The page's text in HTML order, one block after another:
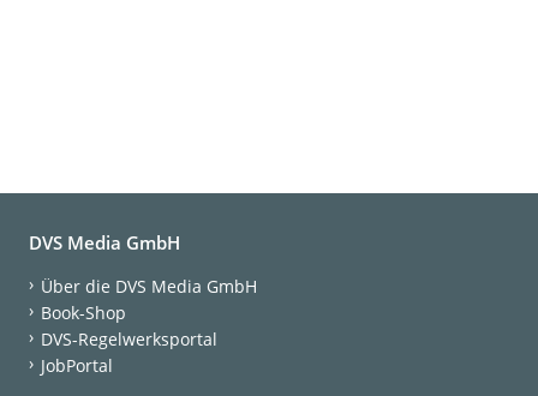
DVS Media GmbH
Über die DVS Media GmbH
Book-Shop
DVS-Regelwerksportal
JobPortal